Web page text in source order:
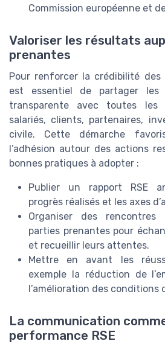
Commission européenne et
Valoriser les résultats
prenantes
Pour renforcer la crédibilité des
est essentiel de partager
transparente avec toutes les
salariés, clients, partenaires,
civile. Cette démarche
l’adhésion autour des actions
bonnes pratiques à adopter :
Publier un rapport RSE
progrès réalisés et les axes
Organiser des
parties prenantes pour
et recueillir leurs attentes.
Mettre en avant les
exemple la réduction de
l’amélioration des conditions
La communication
performance RSE